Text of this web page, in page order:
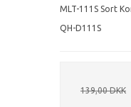
MLT-111S Sort
QH-D111S
139,00 DKK